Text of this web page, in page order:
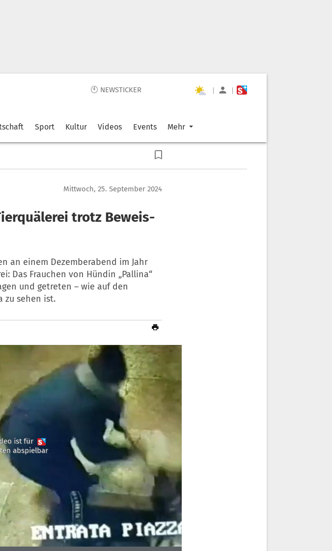
🕙 NEWSTICKER | |
Sport Kultur Videos Events Mehr
Mittwoch, 25. September 2024
trotz Beweis-
an einem Dezemberabend im Jahr
Das Frauchen von Hündin „Pallina“
und getreten – wie auf den
zu sehen ist.
ist für
abspielbar